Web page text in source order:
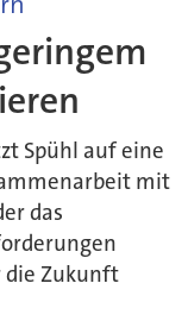
Spühl auf eine
mit
das
die Zukunft